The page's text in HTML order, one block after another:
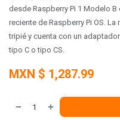
desde Raspberry Pi 1 Modelo
reciente de Raspberry Pi OS. La
tripié y cuenta con un
tipo C o tipo CS.
MXN $ 1,287.99